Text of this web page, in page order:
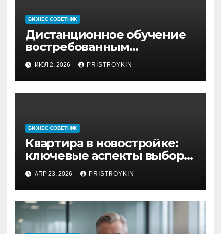
БИЗНЕС СОВЕТНИК
Дистанционное обучение
востребованным
профессиям
ИЮЛ 2, 2026 PRISTROYKIN_
БИЗНЕС СОВЕТНИК
Квартира в новостройке:
ключевые аспекты выбора,
планировки и правовой
проверки
АПР 23, 2026 PRISTROYKIN_